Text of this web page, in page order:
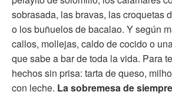
sobrasada, las bravas, las croquetas
o los buñuelos de bacalao. Y según
callos, mollejas, caldo de cocido o
que sabe a bar de toda la vida. Para
hechos sin prisa: tarta de queso,
con leche. La sobremesa de